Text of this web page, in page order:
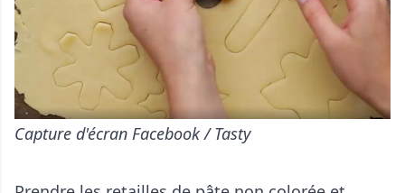
Capture d'écran Facebook / Tasty